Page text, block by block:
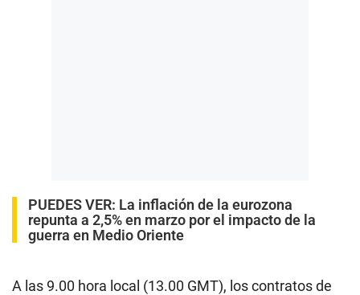
PUEDES VER: La inflación de la eurozona
repunta a 2,5% en marzo por el impacto de la
guerra en Medio Oriente
A las 9.00 hora local (13.00 GMT), los contratos de